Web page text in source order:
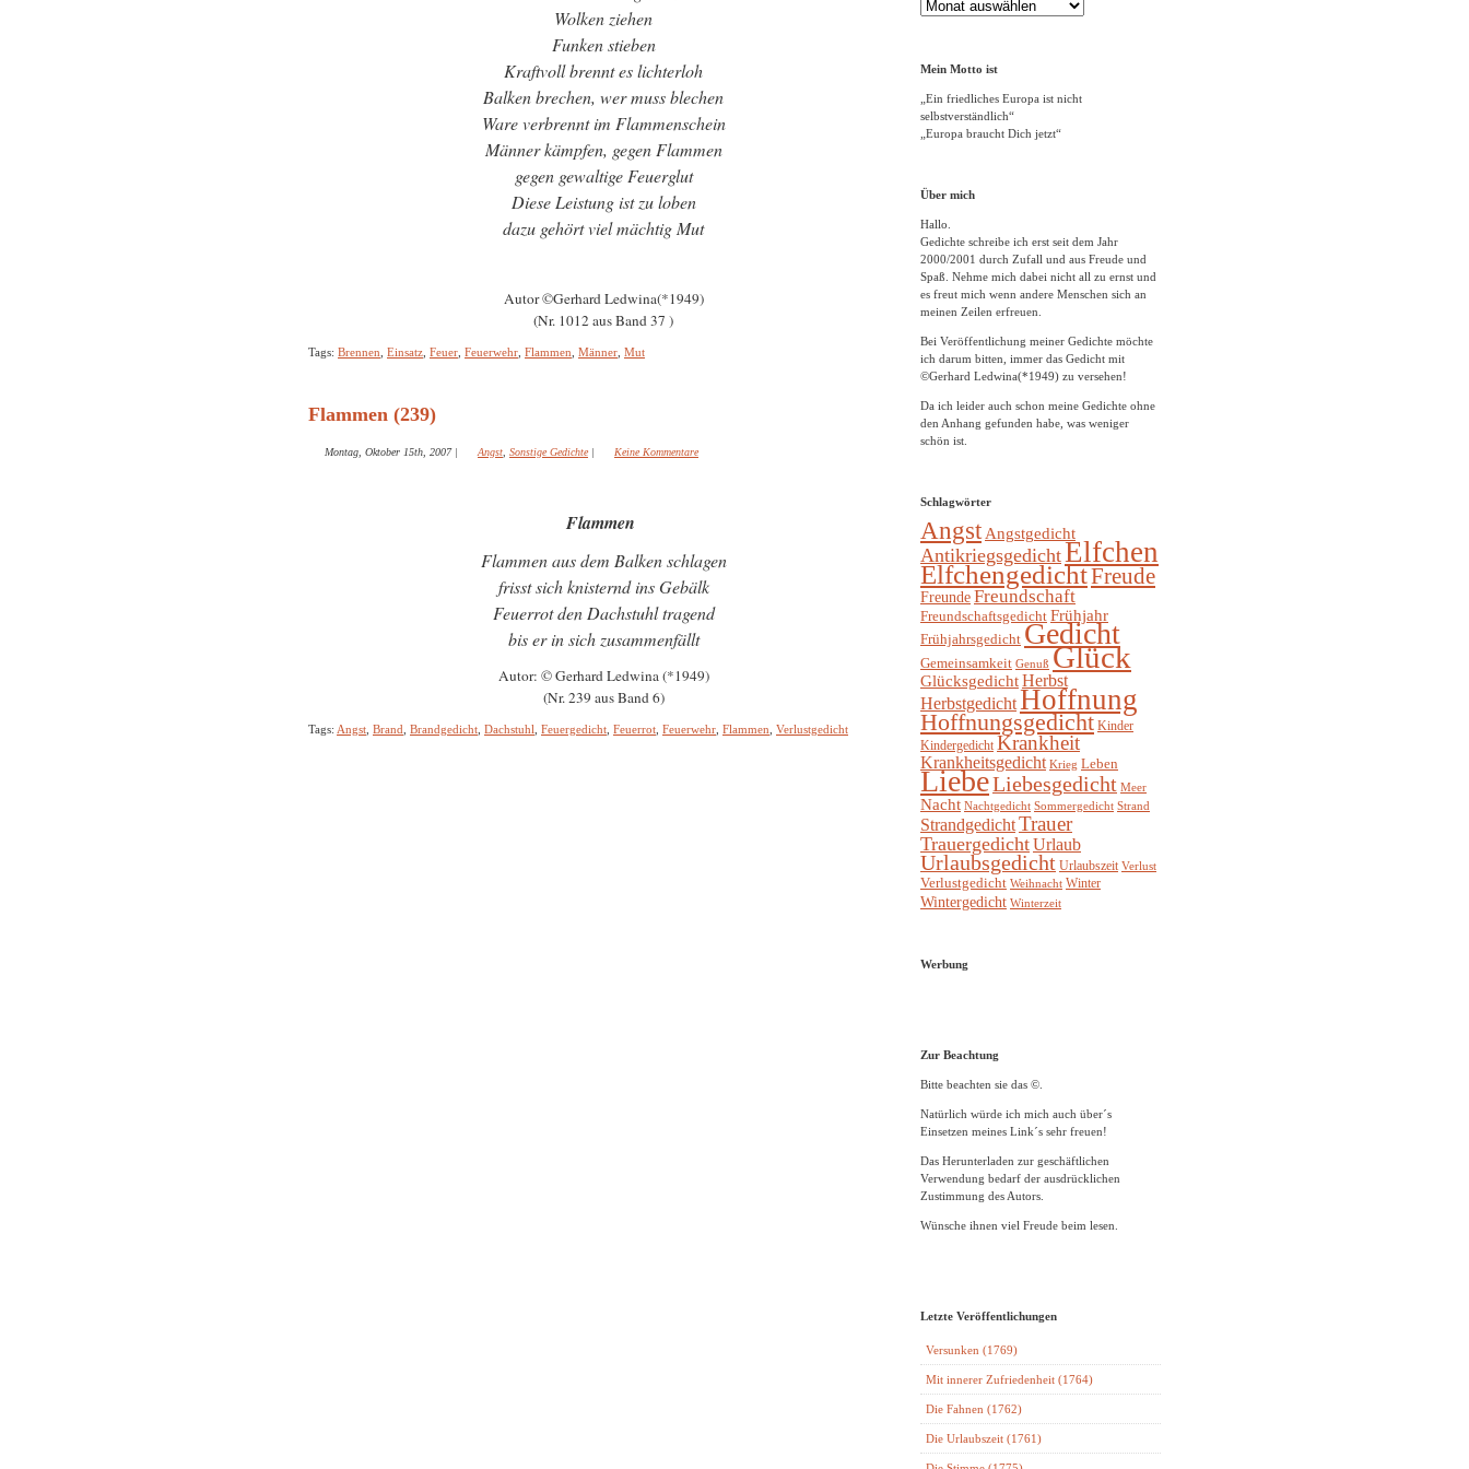
Wolken ziehen
Funken stieben
Kraftvoll brennt es lichterloh
Balken brechen, wer muss blechen
Ware verbrennt im Flammenschein
Männer kämpfen, gegen Flammen
gegen gewaltige Feuerglut
Diese Leistung ist zu loben
dazu gehört viel mächtig Mut
Autor ©Gerhard Ledwina(*1949)
(Nr. 1012 aus Band 37 )
Tags: Brennen Einsatz Feuer Feuerwehr Flammen Männer Mut
Flammen (239)
Montag, Oktober 15th, 2007| Angst Sonstige Gedichte | Keine Kommentare
Flammen
Flammen aus dem Balken schlagen
frisst sich knisternd ins Gebälk
Feuerrot den Dachstuhl tragend
bis er in sich zusammenfällt
Autor: © Gerhard Ledwina (*1949)
(Nr. 239 aus Band 6)
Tags: Angst Brand Brandgedicht Dachstuhl Feuergedicht Feuerrot Feuerwehr Flammen Verlustgedicht
Gedichte
Archiv
Mein Motto ist
„Ein friedliches Europa ist nicht
selbstverständlich“
„Europa braucht Dich jetzt“
Über mich
Hallo.
Gedichte schreibe ich erst seit dem Jahr
2000/2001 durch Zufall und aus Freude und
Spaß. Nehme mich dabei nicht all zu ernst und
es freut mich wenn andere Menschen sich an
meinen Zeilen erfreuen.
Bei Veröffentlichung meiner Gedichte möchte
ich darum bitten, immer das Gedicht mit
©Gerhard Ledwina(*1949) zu versehen!
Da ich leider auch schon meine Gedichte ohne
den Anhang gefunden habe, was weniger
schön ist.
Schlagwörter
Angst Angstgedicht
AntikriegsgedichtElfchen
ElfchengedichtFreude
FreundeFreundschaft
Freundschaftsgedicht Frühjahr
Frühjahrsgedicht Gedicht
Gemeinsamkeit Genuß Glück
GlücksgedichtHerbst
HerbstgedichtHoffnung
Hoffnungsgedicht Kinder
Kindergedicht Krankheit
Krankheitsgedicht Krieg Leben
LiebeLiebesgedicht Meer
Nacht Nachtgedicht Sommergedicht Strand
StrandgedichtTrauer
TrauergedichtUrlaub
Urlaubsgedicht Urlaubszeit Verlust
Verlustgedicht Weihnacht Winter
Wintergedicht Winterzeit
Werbung
Zur Beachtung
Bitte beachten sie das ©.
Natürlich würde ich mich auch über´s
Einsetzen meines Link´s sehr freuen!
Das Herunterladen zur geschäftlichen
Verwendung bedarf der ausdrücklichen
Zustimmung des Autors.
Wünsche ihnen viel Freude beim lesen.
Letzte Veröffentlichungen
Versunken (1769)
Mit innerer Zufriedenheit (1764)
Die Fahnen (1762)
Die Urlaubszeit (1761)